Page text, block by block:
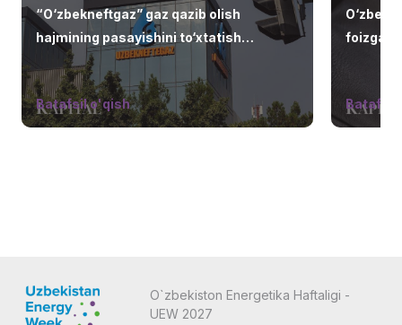
“O‘zbekneftgaz” gaz qazib olish
hajmining pasayishini to‘xtatish
choralarini ishlab chiqadi
Batafsil o'qish
foizga
Batafsil
O`zbekiston Energetika Haftaligi -
UEW 2027